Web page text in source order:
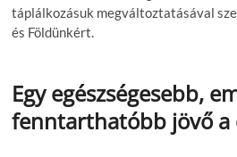
táplálkozásuk megváltoztatásával
és Földünkért.
Egy egészségesebb,
fenntarthatóbb jövő a